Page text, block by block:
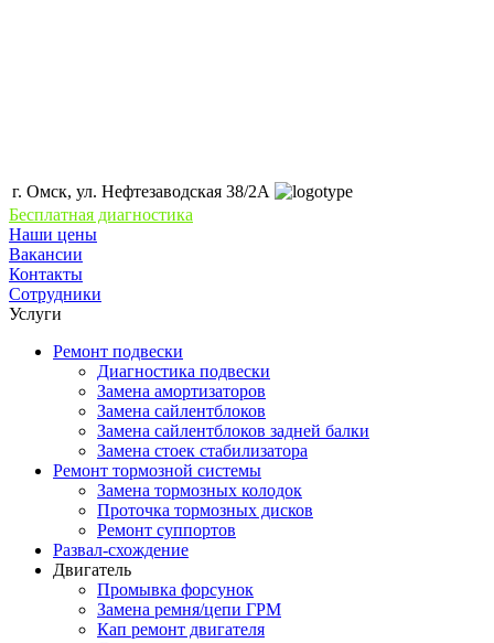
г. Омск, ул. Нефтезаводская 38/2А
Бесплатная диагностика
Наши цены
Вакансии
Контакты
Сотрудники
Услуги
Ремонт подвески
Диагностика подвески
Замена амортизаторов
Замена сайлентблоков
Замена сайлентблоков задней балки
Замена стоек стабилизатора
Ремонт тормозной системы
Замена тормозных колодок
Проточка тормозных дисков
Ремонт суппортов
Развал-схождение
Двигатель
Промывка форсунок
Замена ремня/цепи ГРМ
Кап ремонт двигателя